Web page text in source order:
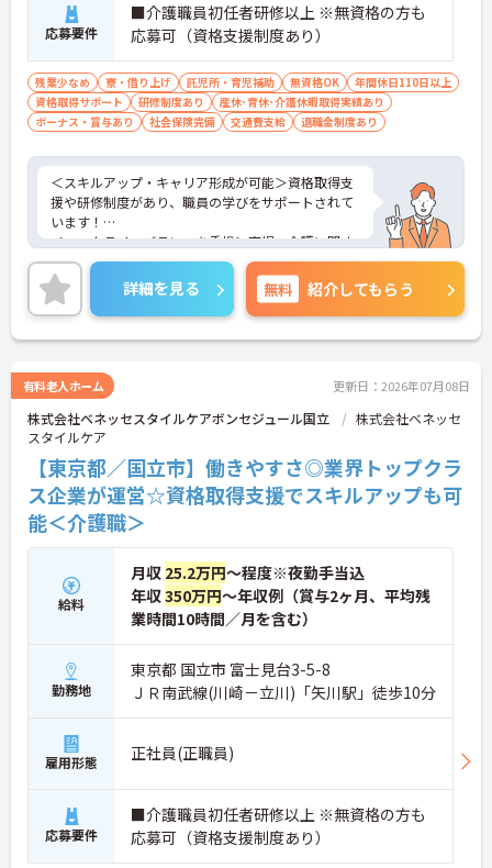
応募要件
■介護職員初任者研修以上 ※無資格の方も
応募可（資格支援制度あり）
残業少なめ 寮・借り上げ 託児所・育児補助 無資格OK
年間休日110日以上
資格取得サポート
研修制度あり
産休･育休･介護休暇取得実績あり
ボーナス・賞与あり
社会保険完備 交通費支給 退職金制度あり
＜スキルアップ・キャリア形成が可能＞資格取得支
援や研修制度があり、職員の学びをサポートされて
います！
＜ワークライフバランスを重視＞育児・介護に関す
る制度や社宅制度、各種手当など、長く安心して働
きやすい環境が整っています。
＜寄り添ったケアの実施＞利用者さまに深く寄り添
ったサービスの提供を目指し、職員の専門性を高め
るような人材育成にも注力されています。
詳細をお話ししますのでお気軽にご相談ください！
詳細を見る 無料 紹介してもらう
有料老人ホーム 更新日：2026年07月08日
株式会社ベネッセスタイルケアボンセジュール国立
株式会社ベネッセ
スタイルケア
【東京都／国立市】働きやすさ◎業界トップクラ
ス企業が運営☆資格取得支援でスキルアップも可
能＜介護職＞
給料
月収 25.2万円～程度※夜勤手当込
年収350万円～年収例（賞与2ヶ月、平均残
業時間10時間／月を含む）
勤務地
東京都 国立市 富士見台3-5-8
ＪＲ南武線(川崎－立川)「矢川駅」徒歩10分
雇用形態 正社員(正職員)
応募要件
■介護職員初任者研修以上 ※無資格の方も
応募可（資格支援制度あり）